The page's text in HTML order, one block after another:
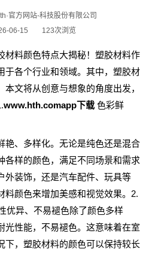
官方网站-科技股份有限公司
06-15
123次浏览
材料颜色特点大揭秘！塑胶材料作
于各个行业和领域。其中，塑胶材
文将从创意与想象的角度出发，
www.hth.comapp下载 色彩鲜
艳、多样化。无论是纯色还是混合
各样的颜色，满足不同场景和需求
外装饰，还是汽车配件、玩具等
料颜色来增加美感和视觉效果。2.
优异、不易褪色除了颜色多样
光性能，不易褪色。这意味着在室
下，塑胶材料的颜色可以保持较长